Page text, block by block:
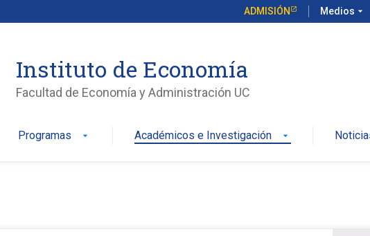
ADMISIÓN Medios arrow_drop_down
Instituto de Economía
Facultad de Economía y Administración UC
Programas arrow_drop_down Académicos e Investigación arrow_drop_down